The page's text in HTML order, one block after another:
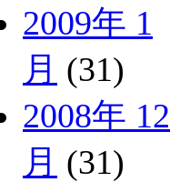
2009年 1
月 (31)
2008年 12
月 (31)